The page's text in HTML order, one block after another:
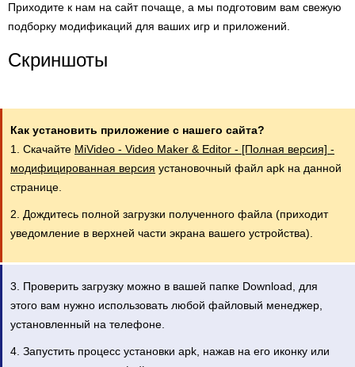
Приходите к нам на сайт почаще, а мы подготовим вам свежую
подборку модификаций для ваших игр и приложений.
Скриншоты
Как установить приложение с нашего сайта?
1. Скачайте MiVideo - Video Maker & Editor - [Полная версия] -
модифицированная версия установочный файл apk на данной
странице.
2. Дождитесь полной загрузки полученного файла (приходит
уведомление в верхней части экрана вашего устройства).
3. Проверить загрузку можно в вашей папке Download, для
этого вам нужно использовать любой файловый менеджер,
установленный на телефоне.
4. Запустить процесс установки apk, нажав на его иконку или